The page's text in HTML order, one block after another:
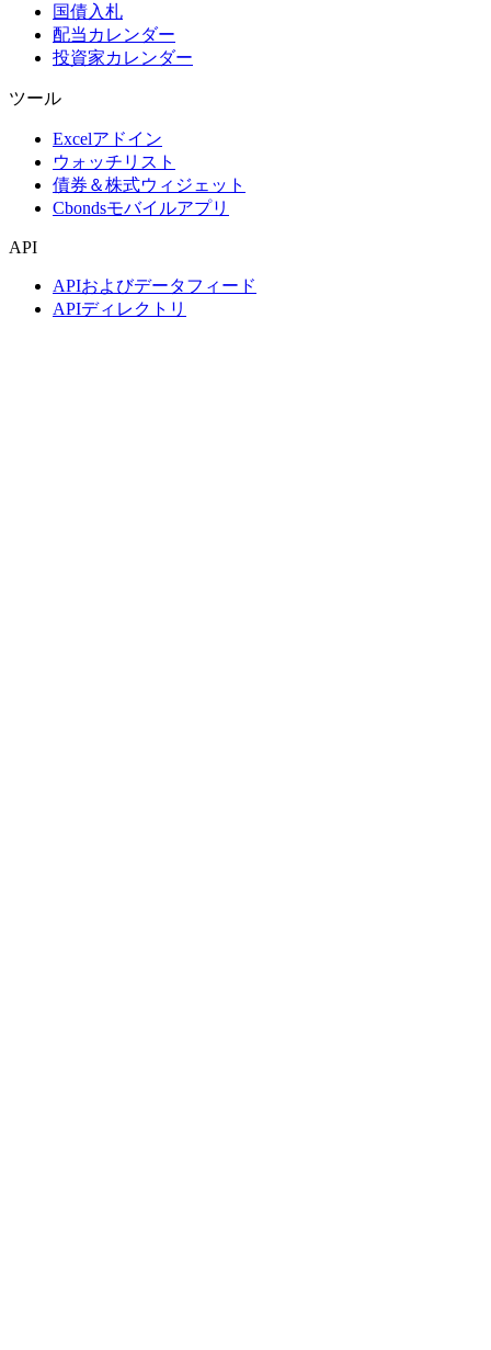
国債入札
配当カレンダー
投資家カレンダー
ツール
Excelアドイン
ウォッチリスト
債券＆株式ウィジェット
Cbondsモバイルアプリ
API
APIおよびデータフィード
APIディレクトリ